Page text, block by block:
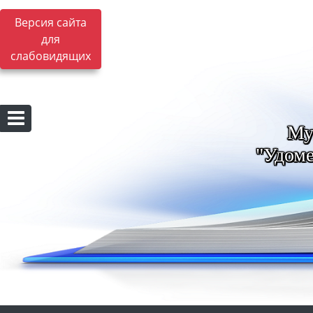
Версия сайта
для
слабовидящих